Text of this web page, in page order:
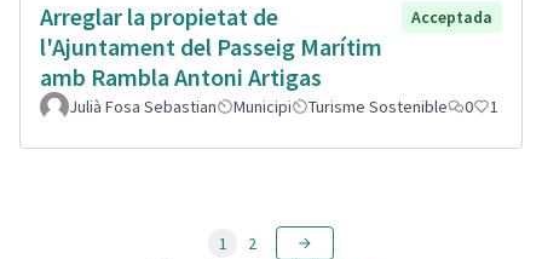
Arreglar la propietat de
l'Ajuntament del Passeig Marítim
amb Rambla Antoni Artigas
Acceptada
Julià Fosa Sebastian Municipi Turisme Sostenible 0 1
1 2